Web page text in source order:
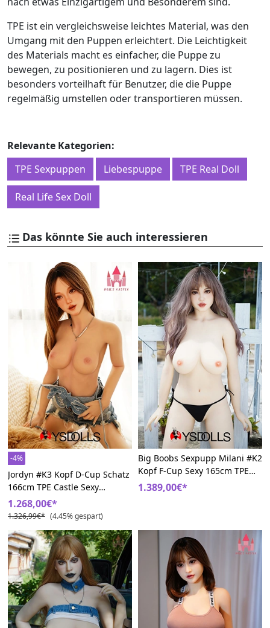
TPE ist ein vergleichsweise leichtes Material, was den
Umgang mit den Puppen erleichtert. Die Leichtigkeit
des Materials macht es einfacher, die Puppe zu
bewegen, zu positionieren und zu lagern. Dies ist
besonders vorteilhaft für Benutzer, die die Puppe
regelmäßig umstellen oder transportieren müssen.
Relevante Kategorien:
TPE Sexpuppen
Liebespuppe TPE Real Doll
Real Life Sex Doll
Das könnte Sie auch interessieren
-4%
Jordyn #K3 Kopf D-Cup Schatz
166cm TPE Castle Sexy
Sexpüppen
1.268,00€*
1.326,99€* (4.45% gespart)
Big Boobs Sexpupp Milani #K2
Kopf F-Cup Sexy 165cm TPE
Castle
1.389,00€*